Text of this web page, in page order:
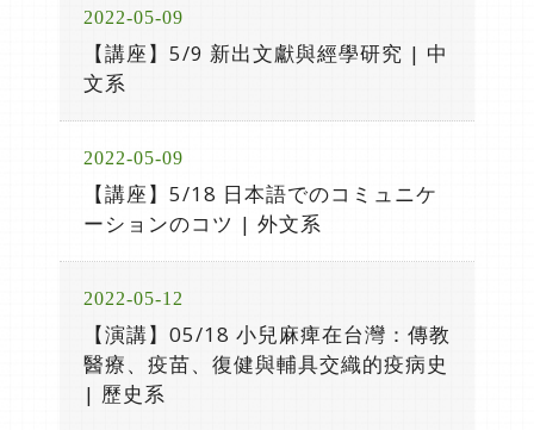
2022-05-09
【講座】5/9 新出文獻與經學研究 | 中
文系
2022-05-09
【講座】5/18 日本語でのコミュニケ
ーションのコツ | 外文系
2022-05-12
【演講】05/18 小兒麻痺在台灣：傳教
醫療、疫苗、復健與輔具交織的疫病史
| 歷史系